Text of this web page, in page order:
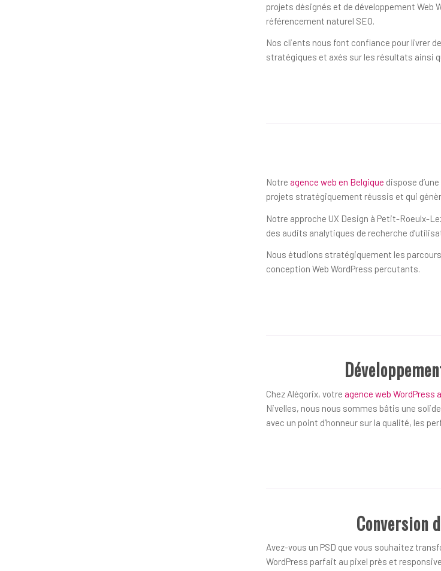
projets désignés et de développement
référencement naturel SEO.
Nos clients nous font confiance pour livrer
stratégiques et axés sur les résultats ainsi
Notre agence web en Belgique dispose
projets stratégiquement réussis et qui
Notre approche UX Design à Petit-Roeulx-
des audits analytiques de recherche
Nous étudions stratégiquement les
conception Web WordPress percutants.
Chez Alégorix, votre agence web WordPress
Nivelles, nous nous sommes bâtis une
avec un point d’honneur sur la qualité, les
Conversion
Avez-vous un PSD que vous souhaitez
WordPress parfait au pixel près et